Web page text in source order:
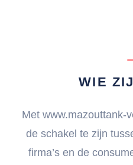
WIE
Met www.mazouttank-
de schakel te zijn
firma’s en de